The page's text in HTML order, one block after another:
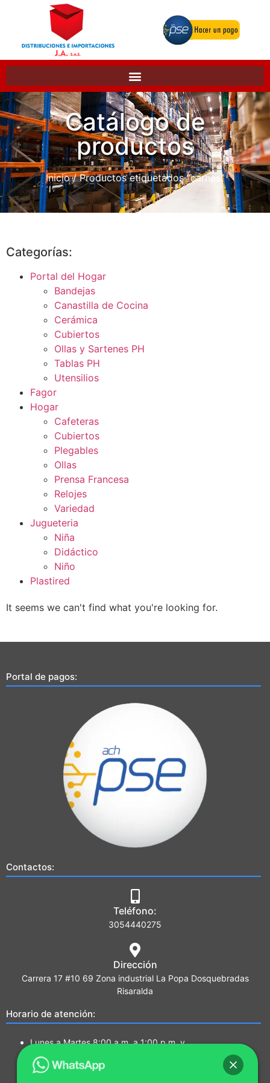
Catálogo de
productos
Inicio/ Productos etiquetados “carnes”
Categorías:
Portal del Hogar
Bandejas
Canastilla de Cocina
Cerámica
Cubiertos
Ollas y Sartenes PH
Tablas PH
Utensilios
Fagor
Hogar
Cafeteras
Cubiertos
Plegables
Ollas
Prensa Francesa
Relojes
Variedad
Jugueteria
Niña
Didáctico
Niño
Plastired
It seems we can't find what you're looking for.
Portal de pagos:
Contactos:
Teléfono:
3054440275
Dirección
Carrera 17 #10 69 Zona industrial La Popa Dosquebradas
Risaralda
Horario de atención:
Lunes a Martes 8:00 a.m. a 1:00 p.m. y
2:00 p.m. a 5:00 p.m.
Miércoles a Jueves 7:00a.m a 1:00 p.m. y